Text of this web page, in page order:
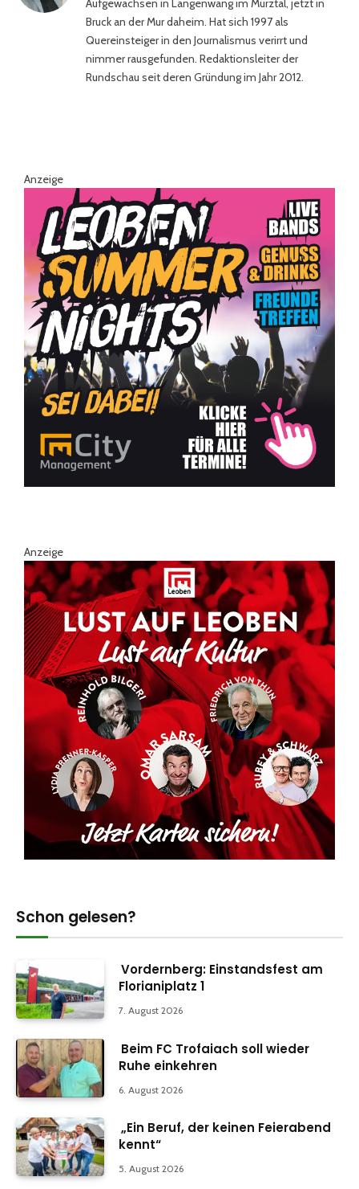
Aufgewachsen in Langenwang im Mürztal, jetzt in
Bruck an der Mur daheim. Hat sich 1997 als
Quereinsteiger in den Journalismus verirrt und
nimmer rausgefunden. Redaktionsleiter der
Rundschau seit deren Gründung im Jahr 2012.
Anzeige
Anzeige
Schon gelesen?
Vordernberg: Einstandsfest am
Florianiplatz 1
7. August 2026
Beim FC Trofaiach soll wieder
Ruhe einkehren
6. August 2026
„Ein Beruf, der keinen Feierabend
kennt“
5. August 2026